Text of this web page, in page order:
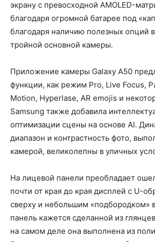
экрану с превосходной AMOLED-
благодаря огромной батарее под
благодаря наличию полезных опций
тройной основной камеры.
Приложение камеры Galaxy A50
функции, как режим Pro, Live Focus,
Motion, Hyperlase, AR emojis и
Samsung также добавила
оптимизации сцены на основе AI.
диапазон и контрастность фото,
камерой, великолепны в уличных
На лицевой панели преобладает
почти от края до края дисплей с U-
сверху и небольшим «подбородком»
панель кажется сделанной из
на самом деле она выполнена из